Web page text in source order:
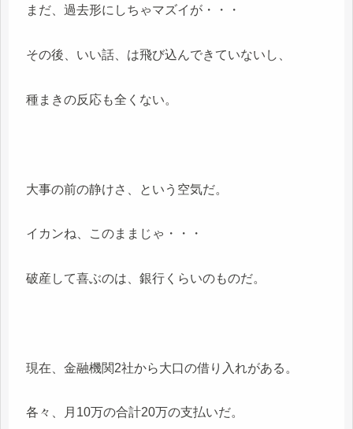
まだ、過去形にしちゃマズイが・・・
その後、いい話、は飛び込んできていないし、
種まきの反応も全くない。
大事の前の静けさ、という空気だ。
イカンね、このままじゃ・・・
破産して喜ぶのは、銀行くらいのものだ。
現在、金融機関2社から大口の借り入れがある。
各々、月10万の合計20万の支払いだ。